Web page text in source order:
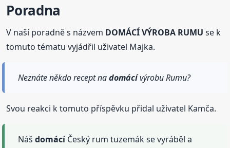
Poradna
V naší poradně s názvem DOMÁCÍ VÝROBA RUMU se k
tomuto tématu vyjádřil uživatel Majka.
Neznáte někdo recept nadomácívýrobu Rumu?
Svou reakci k tomuto příspěvku přidal uživatel Kamča.
NášdomácíČeský rum tuzemák se vyráběl a